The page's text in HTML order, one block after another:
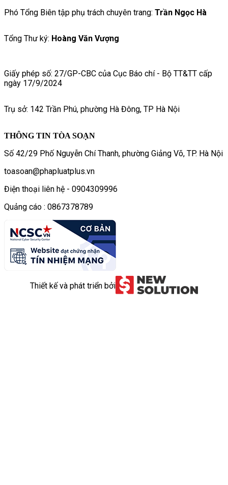
Phó Tổng Biên tập phụ trách chuyên trang: Trần Ngọc Hà
Tổng Thư ký: Hoàng Văn Vượng
Giấy phép số: 27/GP-CBC của Cục Báo chí - Bộ TT&TT cấp
ngày 17/9/2024
Trụ sở: 142 Trần Phú, phường Hà Đông, TP Hà Nội
THÔNG TIN TÒA SOẠN
Số 42/29 Phố Nguyễn Chí Thanh, phường Giảng Võ, TP. Hà Nội
toasoan@phapluatplus.vn
Điện thoại liên hệ - 0904309996
Quảng cáo : 0867378789
Thiết kế và phát triển bởi